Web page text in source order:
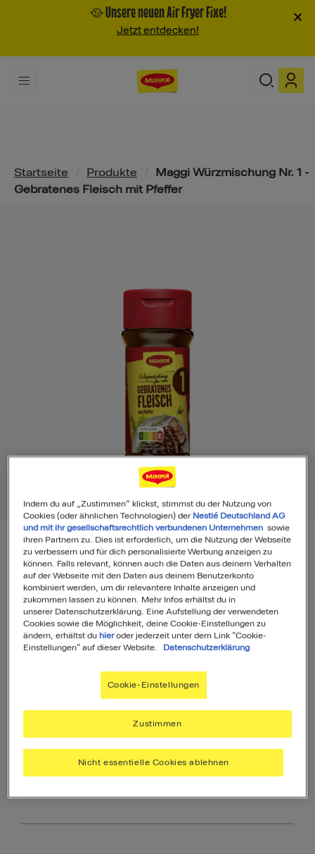
🥘 Unsere neuen Air Fryer Fixe!
Jetzt entdecken!
×
Pfadnavigation
Startseite Produkte
Maggi Würzmischung Nr. 1 -
Gebratenes Fleisch mit Pfeffer
Maggi Würzmischung Nr. 1 - Gebratenes
Fleisch mit Pfeffer
127
Produktinformationen
Produktzutaten
Indem du auf „Zustimmen“ klickst, stimmst du der Nutzung von
Cookies (oder ähnlichen Technologien) der Nestlé Deutschland AG
und mit ihr gesellschaftsrechtlich verbundenen Unternehmen sowie
ihren Partnern zu. Dies ist erforderlich, um die Nutzung der Webseite
zu verbessern und für dich personalisierte Werbung anzeigen zu
können. Falls relevant, können auch die Daten aus deinem Verhalten
auf der Webseite mit den Daten aus deinem Benutzerkonto
kombiniert werden, um dir relevantere Inhalte anzeigen und
zukommen lassen zu können. Mehr Infos erhältst du in
unserer Datenschutzerklärung. Eine Aufstellung der verwendeten
Cookies sowie die Möglichkeit, deine Cookie-Einstellungen zu
ändern, erhältst du hieroder jederzeit unter dem Link "Cookie-
Einstellungen" auf dieser Website.
Datenschutzerklärung
Cookie-Einstellungen
Nicht essentielle Cookies ablehnen
Zustimmen